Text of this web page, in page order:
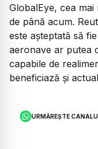
GlobalEye, cea
de până acum.
este așteptată să
aeronave ar putea
capabile de
beneficiază și
URMĂREȘTE